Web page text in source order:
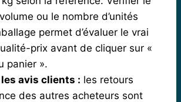
ou le nombre d’unités
permet d’évaluer le vrai
prix avant de cliquer sur «
panier ».
avis clients : les retours
des autres acheteurs sont